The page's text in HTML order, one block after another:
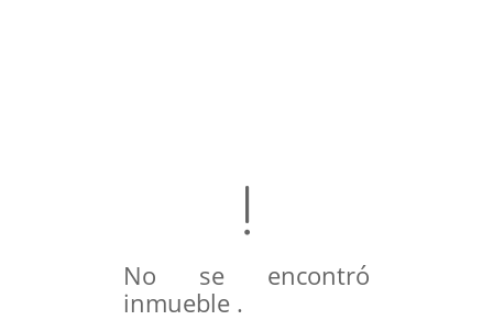
No se encontró
inmueble .